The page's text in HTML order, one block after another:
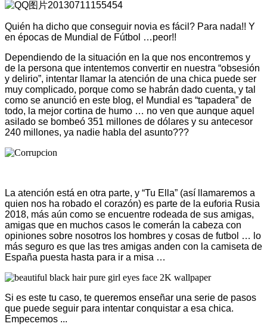
Quién ha dicho que conseguir novia es fácil? Para nada!! Y
en épocas de Mundial de Fútbol …peor!!
Dependiendo de la situación en la que nos encontremos y
de la persona que intentemos convertir en nuestra “obsesión
y delirio”, intentar llamar la atención de una chica puede ser
muy complicado, porque como se habrán dado cuenta, y tal
como se anunció en este blog, el Mundial es “tapadera” de
todo, la mejor cortina de humo … no ven que aunque aquel
asilado se bombeó 351 millones de dólares y su antecesor
240 millones, ya nadie habla del asunto???
La atención está en otra parte, y “Tu Ella” (así llamaremos a
quien nos ha robado el corazón) es parte de la euforia Rusia
2018, más aún como se encuentre rodeada de sus amigas,
amigas que en muchos casos le comerán la cabeza con
opiniones sobre nosotros los hombres y cosas de futbol … lo
más seguro es que las tres amigas anden con la camiseta de
España puesta hasta para ir a misa …
Si es este tu caso, te queremos enseñar una serie de pasos
que puede seguir para intentar conquistar a esa chica.
Empecemos ...